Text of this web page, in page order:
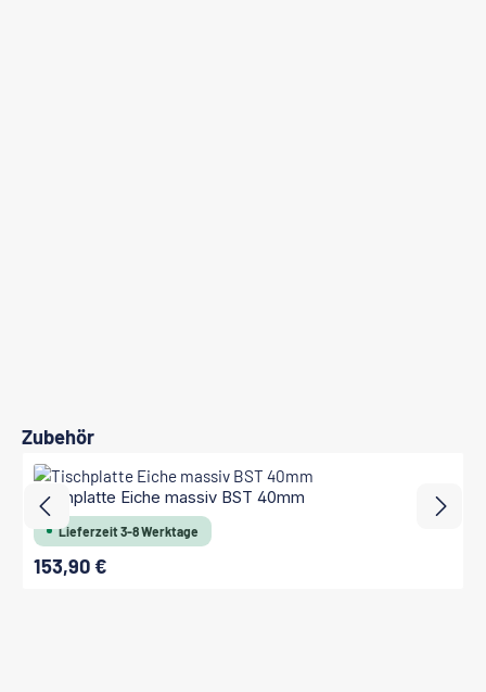
Produktgalerie überspringen
Zubehör
Tischplatte Eiche massiv BST 40mm
Lieferzeit 3-8 Werktage
Regulärer Preis:
153,90 €